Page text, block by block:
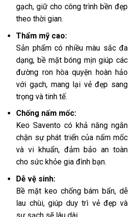
gạch, giữ cho công trình bền đẹp
theo thời gian.
Thẩm mỹ cao:
Sản phẩm có nhiều màu sắc đa
dạng, bề mặt bóng mịn giúp các
đường ron hòa quyện hoàn hảo
với gạch, mang lại vẻ đẹp sang
trọng và tinh tế.
Chống nấm mốc:
Keo Savento có khả năng ngăn
chặn sự phát triển của nấm mốc
và vi khuẩn, đảm bảo an toàn
cho sức khỏe gia đình bạn.
Dễ vệ sinh:
Bề mặt keo chống bám bẩn, dễ
lau chùi, giúp duy trì vẻ đẹp và